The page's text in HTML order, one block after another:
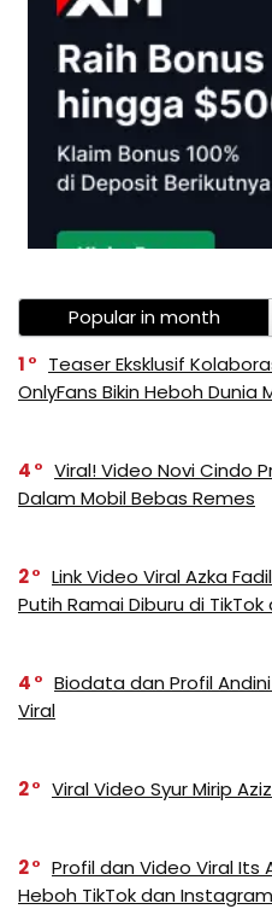
Popular in month
1
Teaser Eksklusif
OnlyFans Bikin Heboh Dunia
4
Viral! Video Novi Cindo
Dalam Mobil Bebas Remes
2
Link Video Viral Azka
Putih Ramai Diburu di TikTok
4
Biodata dan Profil
Viral
2 Viral Video Syur Mirip
2
Profil dan Video Viral Its
Heboh TikTok dan Instagram